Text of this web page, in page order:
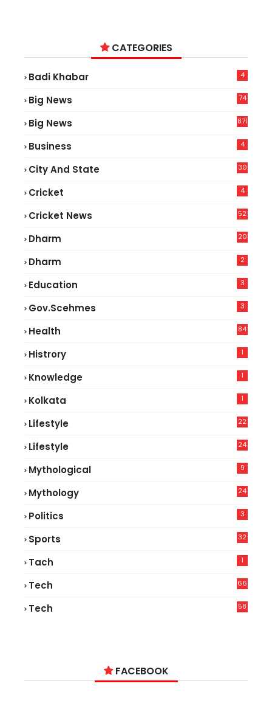
CATEGORIES
Badi Khabar 4
Big News
74
Big News 871
Business 4
City And State 30
Cricket 4
Cricket News
52
Dharm 20
Dharm 2
Education 3
Gov.scehmes 3
Health
84
Histrory 1
Knowledge 1
Kolkata 1
Lifestyle
22
Lifestyle
24
Mythological 9
Mythology 24
Politics 3
Sports 32
Tach 1
Tech
66
Tech
58
FACEBOOK